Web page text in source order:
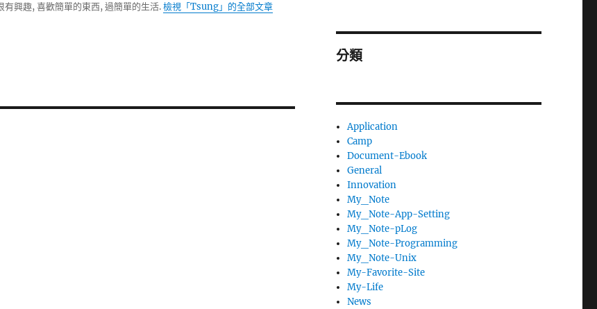
有興趣, 喜歡簡單的東西, 過簡單的生活.檢視「Tsung」的全部文章
分類
Application
Camp
Document-Ebook
General
Innovation
My_Note
My_Note-App-Setting
My_Note-pLog
My_Note-Programming
My_Note-Unix
My-Favorite-Site
My-Life
News